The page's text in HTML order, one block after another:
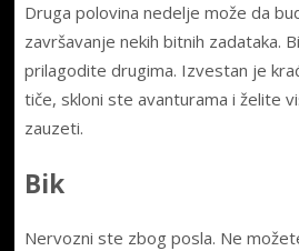
Druga polovina nedelje može da
završavanje nekih bitnih zadataka.
prilagodite drugima. Izvestan je
tiče, skloni ste avanturama i želite
zauzeti.
Bik
Nervozni ste zbog posla. Ne